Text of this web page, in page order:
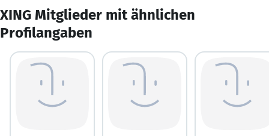
XING Mitglieder mit ähnlichen
Profilangaben